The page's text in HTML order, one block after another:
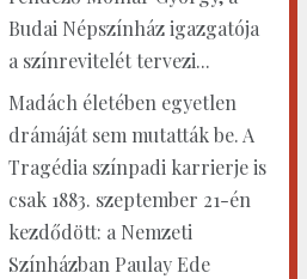
Budai Népszínház igazgatója
a színrevitelét tervezi...
Madách életében egyetlen
drámáját sem mutatták be. A
Tragédia színpadi karrierje is
csak 1883. szeptember 21-én
kezdődött: a Nemzeti
Színházban Paulay Ede